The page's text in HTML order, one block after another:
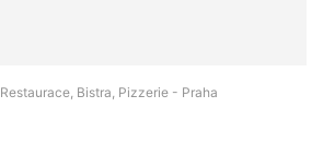
Restaurace, Bistra, Pizzerie - Praha